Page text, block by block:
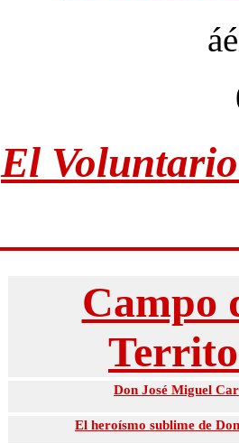
El Voluntario
Campo
Don José Miguel
El heroísmo sublime de